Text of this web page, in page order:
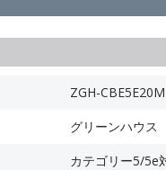
ZGH-
グリーンハウス
カテゴリー5/5e